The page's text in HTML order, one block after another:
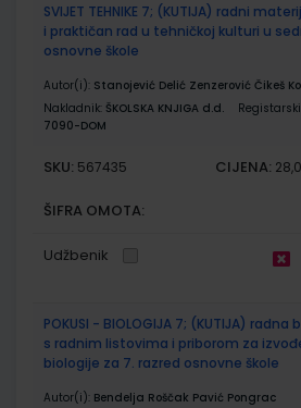
SVIJET TEHNIKE 7; (KUTIJA) radni
i praktičan rad u tehničkoj kulturi u
osnovne škole
Autor(i): Stanojević Delić Zenzerović Čikeš
Nakladnik: ŠKOLSKA KNJIGA d.d.
7090-DOM
SKU: 567435 CIJENA:
ŠIFRA OMOTA:
Udžbenik
POKUSI - BIOLOGIJA 7; (KUTIJA) radna
s radnim listovima i priborom za
biologije za 7. razred osnovne škole
Autor(i): Bendelja Roščak Pavić Pongrac